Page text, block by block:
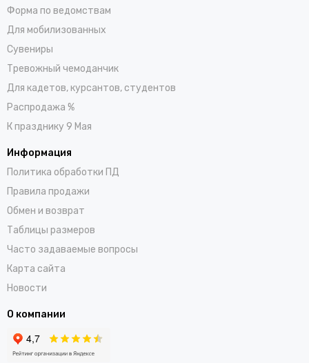
Форма по ведомствам
Для мобилизованных
Сувениры
Тревожный чемоданчик
Для кадетов, курсантов, студентов
Распродажа %
К празднику 9 Мая
Информация
Политика обработки ПД
Правила продажи
Обмен и возврат
Таблицы размеров
Часто задаваемые вопросы
Карта сайта
Новости
О компании